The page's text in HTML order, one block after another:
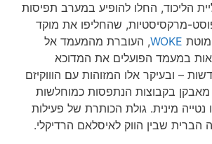
הליכוד, החלו להופיע במערב תפיסות
מרקסיסטיות, שהחליפו את מוקד
WOKE, העוברת מהמעמד אל
במעמד הפועלים את המדוכא
– ובעיקר אלו המזוהות עם הוווקיזם
בקבוצות הנתפסות כמוחלשות
מינית. גולת הכותרת של פעילות
הברית שבין הווק לאיסלאם הרדיקלי.